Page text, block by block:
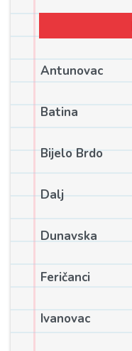
Antunovac
Batina
Bijelo Brdo
Dalj
Dunavska
Feričanci
Ivanovac